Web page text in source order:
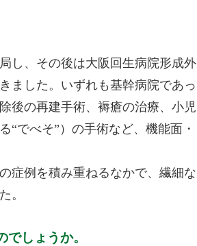
し、その後は大阪回生病院形成外
ました。いずれも基幹病院であっ
後の再建手術、褥瘡の治療、小児
でべそ”）の手術など、機能面・
症例を積み重ねるなかで、繊細な
。
しょうか。